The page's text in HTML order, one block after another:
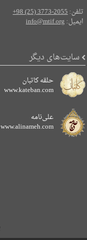
تلفن:+98 (25) 3773-2055
ایمیل:info@mtif.org
سایت‌های دیگر
حلقه کاتبان
www.kateban.com
علی‌نامه
www.alinameh.com